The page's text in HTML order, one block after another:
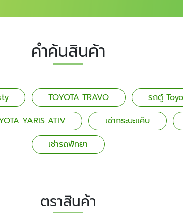
คำค้นสินค้า
TOYOTA TRAVO รถตู้
YARIS ATIV เช่ากระบะแค๊บ
เช่ารถพัทยา
ตราสินค้า